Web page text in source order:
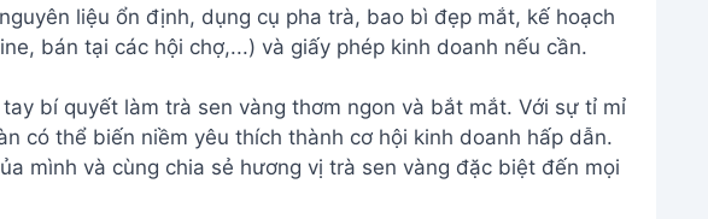
liệu ổn định, dụng cụ pha trà, bao bì đẹp mắt, kế hoạch
bán tại các hội chợ,...) và giấy phép kinh doanh nếu cần.
bí quyết làm trà sen vàng thơm ngon và bắt mắt. Với sự tỉ mỉ
có thể biến niềm yêu thích thành cơ hội kinh doanh hấp dẫn.
mình và cùng chia sẻ hương vị trà sen vàng đặc biệt đến mọi